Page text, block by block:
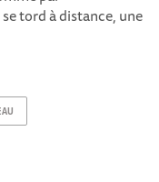
tord à distance, une